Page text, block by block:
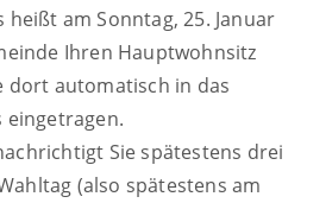
heißt am Sonntag, 25. Januar
Ihren Hauptwohnsitz
dort automatisch in das
eingetragen.
Sie spätestens drei
(also spätestens am